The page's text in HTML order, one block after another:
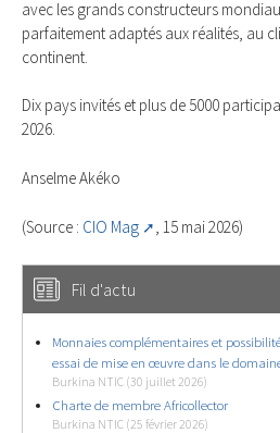
avec les grands constructeurs
parfaitement adaptés aux réalités, au
continent.
Dix pays invités et plus de 5000
2026.
Anselme Akéko
(Source : CIO Mag , 15 mai 2026)
Fil d'actu
Monnaies complémentaires et
essai de mise en œuvre dans le
Burkina NTIC (30 juillet 2026)
Charte de membre Africollector
Burkina NTIC (25 février 2026)